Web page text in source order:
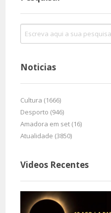
Noticias
Cultura (1666)
Desporto (946)
Amadora em set (16)
Atualidade (3850)
Videos Recentes